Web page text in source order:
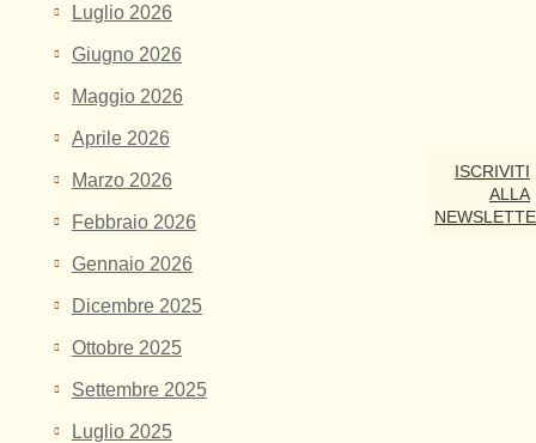
Luglio 2026
Giugno 2026
Maggio 2026
Aprile 2026
Marzo 2026
Febbraio 2026
Gennaio 2026
Dicembre 2025
Ottobre 2025
Settembre 2025
Luglio 2025
ISCRIVITI
ALLA